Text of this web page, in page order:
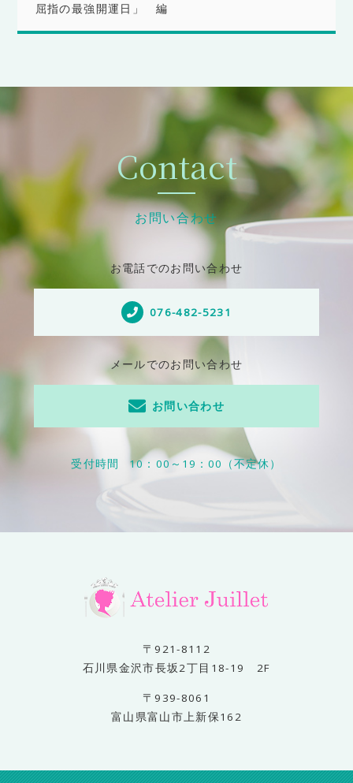
屈指の最強開運日」 編
Contact
お問い合わせ
お電話でのお問い合わせ
076-482-5231
メールでのお問い合わせ
お問い合わせ
受付時間 10：00～19：00（不定休）
〒921-8112
石川県金沢市長坂2丁目18-19 2F
〒939-8061
富山県富山市上新保162